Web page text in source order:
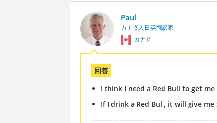
Paul
カナダ人日英翻訳家
カナダ
回答
I think I need a Red Bull to get me
If I drink a Red Bull, it will give me